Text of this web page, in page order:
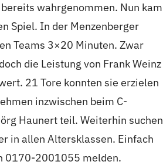
wahrgenommen. Nun kam
Spiel. In der Menzenberger
Teams 3×20 Minuten. Zwar
die Leistung von Frank Weinz
21 Tore konnten sie erzielen
inzwischen beim C-
Haunert teil. Weiterhin suchen
in allen Altersklassen. Einfach
0170-2001055 melden.